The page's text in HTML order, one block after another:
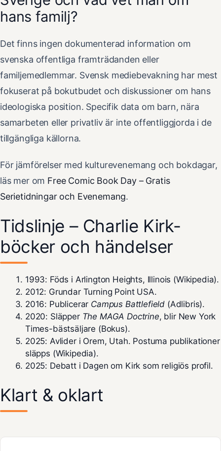
hans familj?
Det finns ingen dokumenterad information om
svenska offentliga framträdanden eller
familjemedlemmar. Svensk mediebevakning har mest
fokuserat på bokutbudet och diskussioner om hans
ideologiska position. Specifik data om barn, nära
samarbeten eller privatliv är inte offentliggjorda i de
tillgängliga källorna.
För jämförelser med kulturevenemang och bokdagar,
läs mer om Free Comic Book Day – Gratis
Serietidningar och Evenemang.
Tidslinje – Charlie Kirk-
böcker och händelser
1993: Föds i Arlington Heights, Illinois (Wikipedia).
2012: Grundar Turning Point USA.
2016: Publicerar Campus Battlefield (Adlibris).
2020: Släpper The MAGA Doctrine, blir New York
Times-bästsäljare (Bokus).
2025: Avlider i Orem, Utah. Postuma publikationer
släpps (Wikipedia).
2025: Debatt i Dagen om Kirk som religiös profil.
Klart & oklart